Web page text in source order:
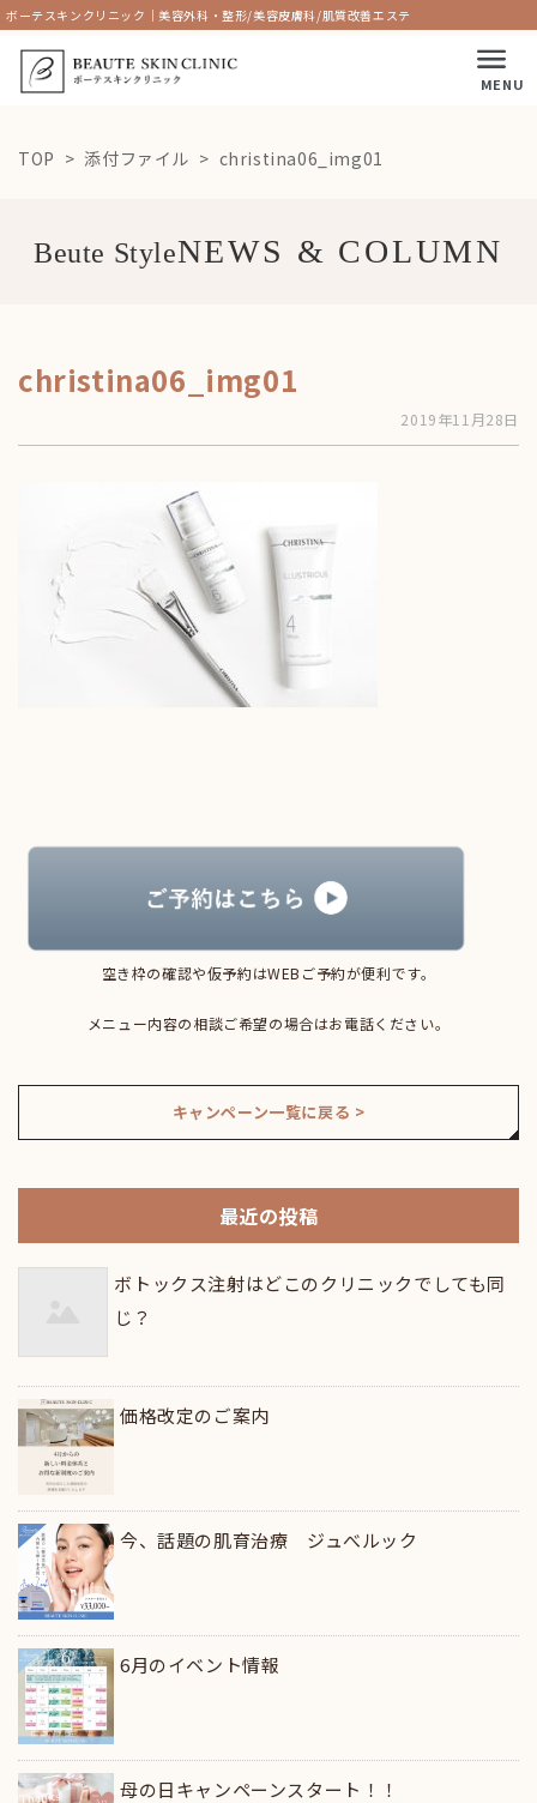
ボーテスキンクリニック｜美容外科・整形/美容皮膚科/肌質改善エステ
MENU
TOP 添付ファイル christina06_img01
Beute Style
christina06_img01
2019年11月28日
空き枠の確認や仮予約はWEBご予約が便利です。
メニュー内容の相談ご希望の場合はお電話ください。
キャンペーン一覧に戻る >
最近の投稿
ボトックス注射はどこのクリニックでしても同
じ？
価格改定のご案内
今、話題の肌育治療 ジュべルック
6月のイベント情報
母の日キャンペーンスタート！！